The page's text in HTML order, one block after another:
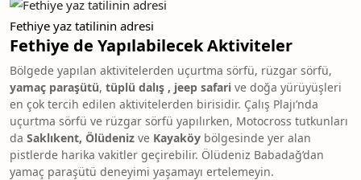
Fethiye yaz tatilinin adresi
Fethiye de Yapılabilecek Aktiviteler
Bölgede yapılan aktivitelerden uçurtma sörfü, rüzgar sörfü,
yamaç paraşütü, tüplü dalış , jeep safari ve doğa yürüyüşleri
en çok tercih edilen aktivitelerden birisidir. Çalış Plajı’nda
uçurtma sörfü ve rüzgar sörfü yapılırken, Motocross tutkunları
da Saklıkent, Ölüdeniz ve Kayaköy bölgesinde yer alan
pistlerde harika vakitler geçirebilir. Ölüdeniz Babadağ’dan
yamaç paraşütü deneyimi yaşamayı ertelemeyin.